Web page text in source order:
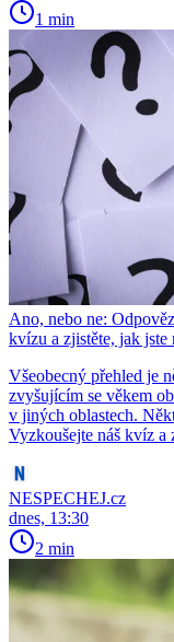
1 min
Ano, nebo ne:
kvízu a zjistěte, jak jste
Všeobecný přehled je
zvyšujícím se věkem
v jiných oblastech.
Vyzkoušejte náš kvíz a
NESPECHEJ.cz
dnes, 13:30
2 min